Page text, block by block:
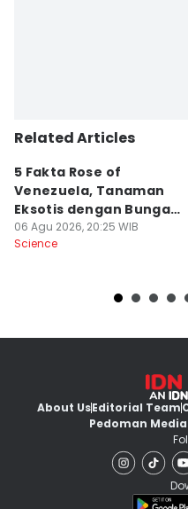
Related Articles
5 Fakta Rose of
Venezuela, Tanaman
Eksotis dengan Bunga
Merah Menyala
06 Agu 2026, 20:25 WIB
Science
About UsEditorial Team
Pedoman